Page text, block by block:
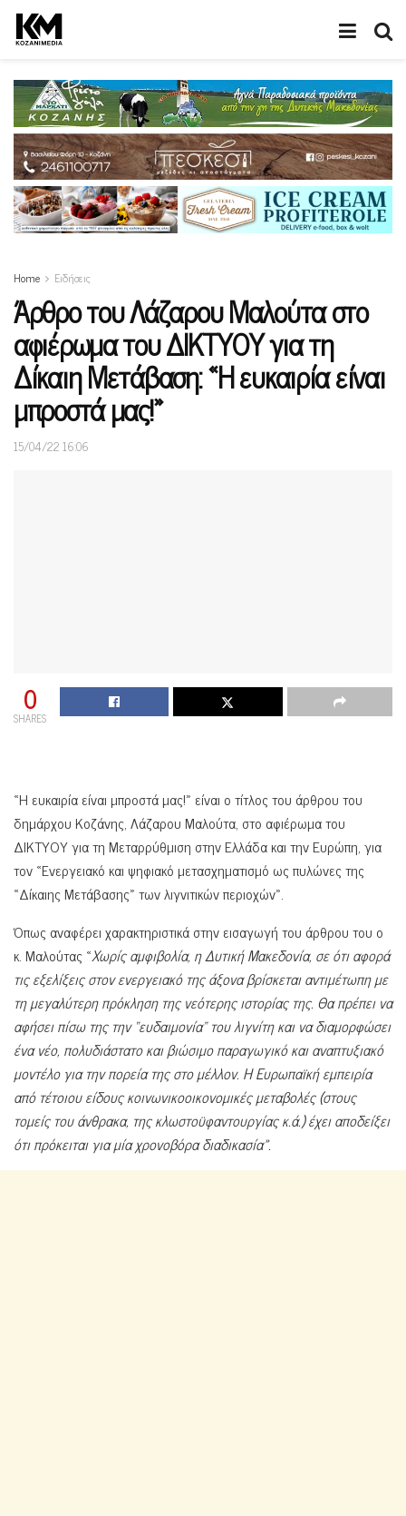
Home Ειδήσεις
Άρθρο του Λάζαρου Μαλούτα στο
αφιέρωμα του ΔΙΚΤΥΟΥ για τη
Δίκαιη Μετάβαση: «Η ευκαιρία είναι
μπροστά μας!»
15/04/22 16:06
0
SHARES
«Η ευκαιρία είναι μπροστά μας!» είναι ο τίτλος του άρθρου του
δημάρχου Κοζάνης, Λάζαρου Μαλούτα, στο αφιέρωμα του
ΔΙΚΤΥΟΥ για τη Μεταρρύθμιση στην Ελλάδα και την Ευρώπη, για
τον «Ενεργειακό και ψηφιακό μετασχηματισμό ως πυλώνες της
«Δίκαιης Μετάβασης» των λιγνιτικών περιοχών».
Όπως αναφέρει χαρακτηριστικά στην εισαγωγή του άρθρου του ο
κ. Μαλούτας «Χωρίς αμφιβολία, η Δυτική Μακεδονία, σε ότι αφορά
τις εξελίξεις στον ενεργειακό της άξονα βρίσκεται αντιμέτωπη με
τη μεγαλύτερη πρόκληση της νεότερης ιστορίας της. Θα πρέπει να
αφήσει πίσω της την “ευδαιμονία” του λιγνίτη και να διαμορφώσει
ένα νέο, πολυδιάστατο και βιώσιμο παραγωγικό και αναπτυξιακό
μοντέλο για την πορεία της στο μέλλον. Η Ευρωπαϊκή εμπειρία
από τέτοιου είδους κοινωνικοοικονομικές μεταβολές (στους
τομείς του άνθρακα, της κλωστοϋφαντουργίας κ.ά.) έχει αποδείξει
ότι πρόκειται για μία χρονοβόρα διαδικασία».